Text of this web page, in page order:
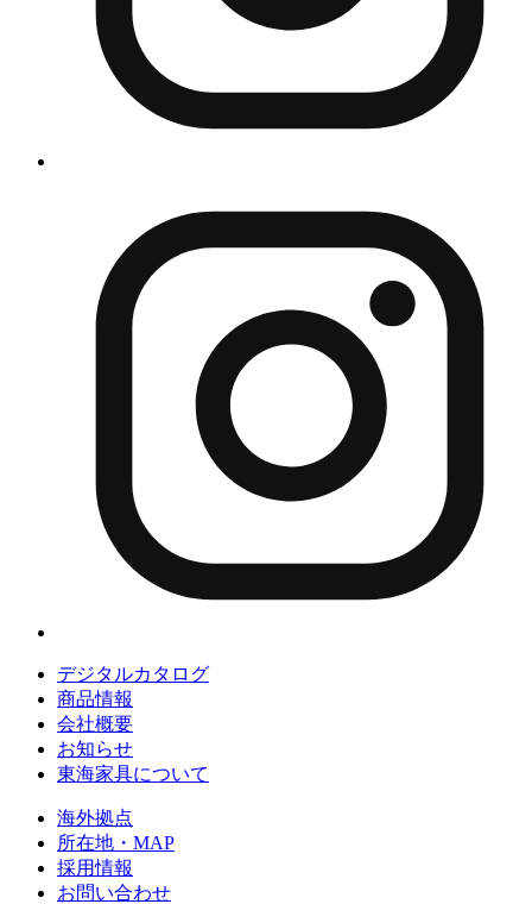
デジタルカタログ
商品情報
会社概要
お知らせ
東海家具について
海外拠点
所在地・MAP
採用情報
お問い合わせ